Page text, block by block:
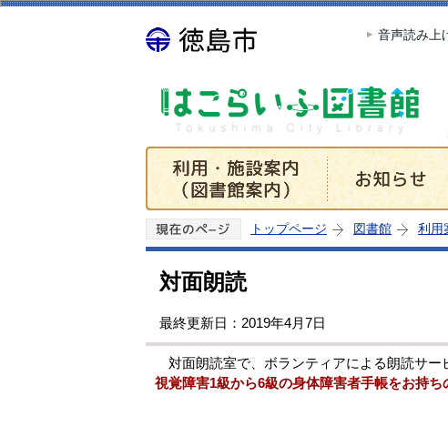
音声読み上
トップページ 図書館 利用
対面朗読
最終更新日：2019年4月7日
対面朗読室で、ボランティアによる朗読サー
視覚障害1級から6級の身体障害者手帳をお持